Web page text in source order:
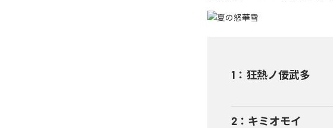
1 ： 狂熱ノ佞武多
2 ： キミオモイ